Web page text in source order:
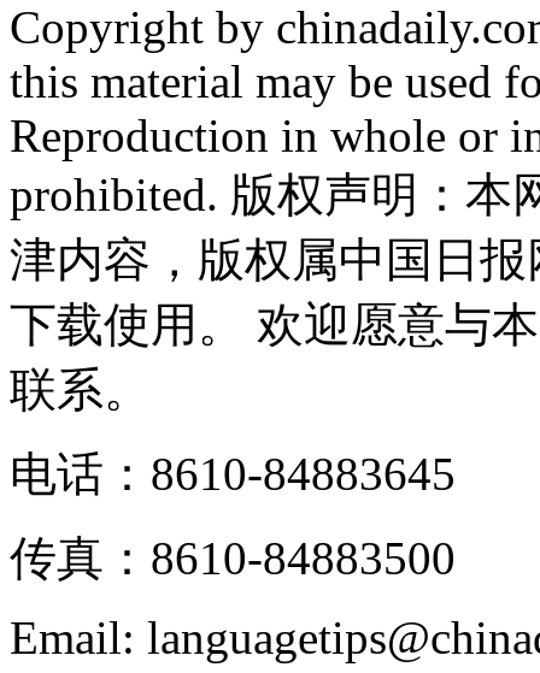
Copyright by
this material may be used
Reproduction in whole or
prohibited. 版权声明：
津内容，版权属中国日
下载使用。 欢迎愿意与
联系。
电话：8610-84883645
传真：8610-84883500
Email: